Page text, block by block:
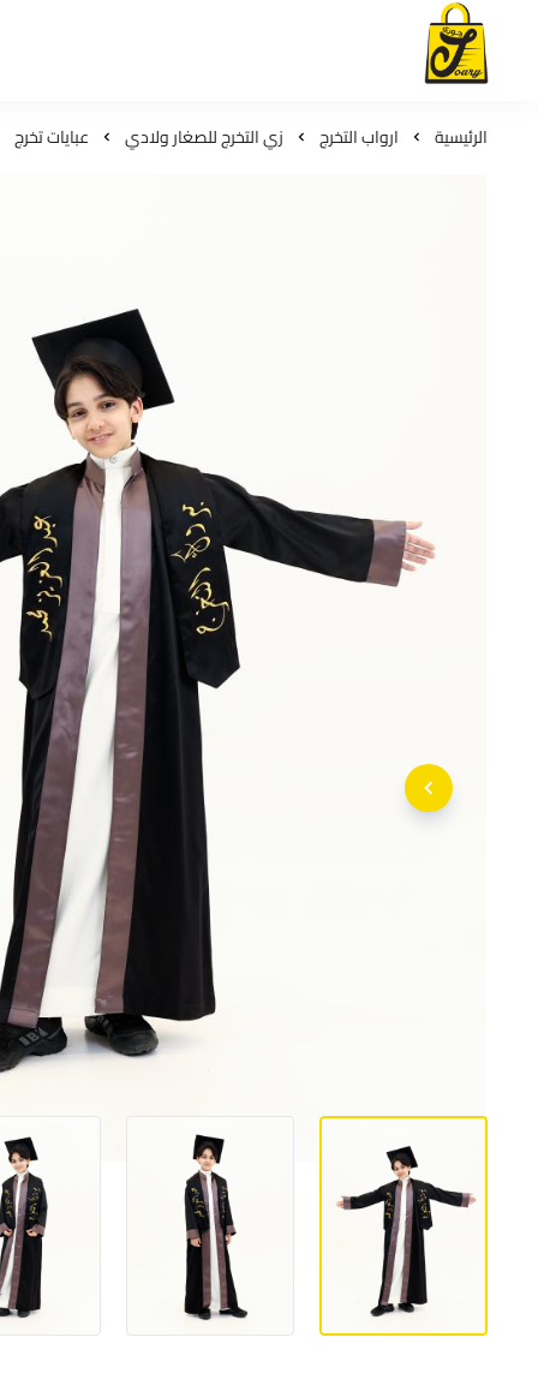
لمسات جوري
الرئيسية ارواب التخرج زي التخرج للصغار ولادي عبايات تخرج